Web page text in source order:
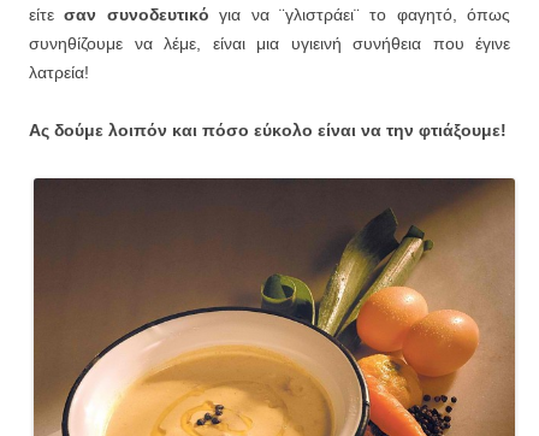
είτεσαν συνοδευτικό για να ¨γλιστράει¨ το φαγητό, όπως
συνηθίζουμε να λέμε, είναι μια υγιεινή συνήθεια που έγινε
λατρεία!
Ας δούμε λοιπόν και πόσο εύκολο είναι να την φτιάξουμε!